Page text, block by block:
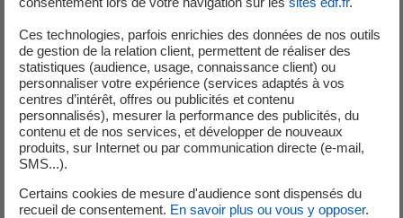
de Cruas et de La Voulte. Deux jours plus tard, le 21 mai,
ceux sont les centres du Teil et Le Pouzin qui sont
mobilisés. Au cours de l’année 2026, l’ensemble des
casernes susceptibles d’intervenir au sein de la centrale
feront au moins un exercice d’entrainement. Cela
représente un total de 4 exercices sur l’année 2026, sans
compter les interventions au cours des exercices de crise
plus généraux.
Ces technologies, parfois enrichies des données de nos outils
de gestion de la relation client, permettent de réaliser des
statistiques (audience, usage, connaissance client) ou
personnaliser votre expérience (services adaptés à vos
centres d’intérêt, offres ou publicités et contenu
personnalisés), mesurer la performance des publicités, du
contenu et de nos services, et développer de nouveaux
produits, sur Internet ou par communication directe (e-mail,
SMS...).
Certains cookies de mesure d'audience sont dispensés du
recueil de consentement. En savoir plus ou vous y opposer.